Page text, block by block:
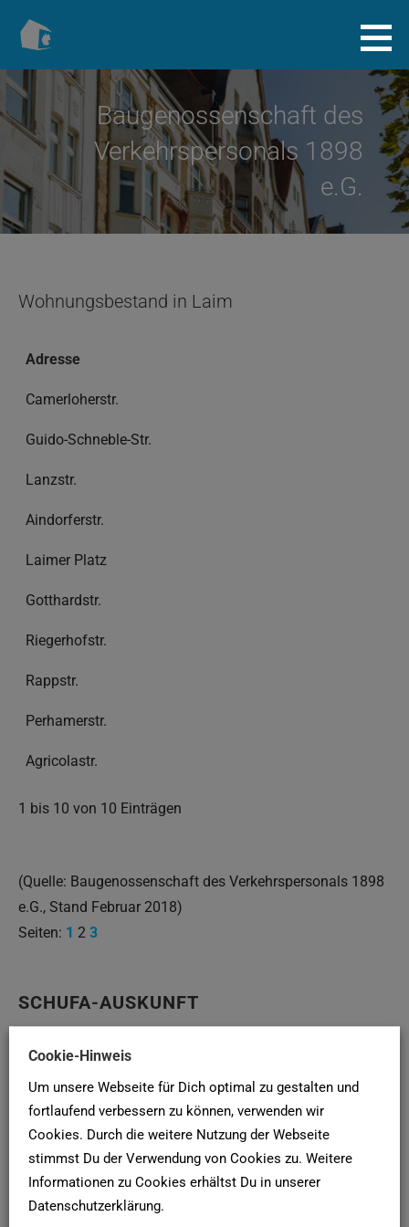
Inhalt
Baugenossenschaft.info
Baugenossenschaft des
Verkehrspersonals 1898
e.G.
Wohnungsbestand in Laim
Adresse
Camerloherstr.
Guido-Schneble-Str.
Lanzstr.
Aindorferstr.
Laimer Platz
Gotthardstr.
Riegerhofstr.
Rappstr.
Perhamerstr.
Agricolastr.
1 bis 10 von 10 Einträgen
(Quelle: Baugenossenschaft des Verkehrspersonals 1898
e.G., Stand Februar 2018)
Seiten: 1 2 3
SCHUFA-AUSKUNFT
Newsletter
Mehr als 5.000 Menschen haben unseren Newsletter für
die Wohnungssuche abonniert. Warum du nicht?
Cookie-Hinweis
Um unsere Webseite für Dich optimal zu gestalten und
fortlaufend verbessern zu können, verwenden wir
Cookies. Durch die weitere Nutzung der Webseite
stimmst Du der Verwendung von Cookies zu. Weitere
Informationen zu Cookies erhältst Du in unserer
Datenschutzerklärung.